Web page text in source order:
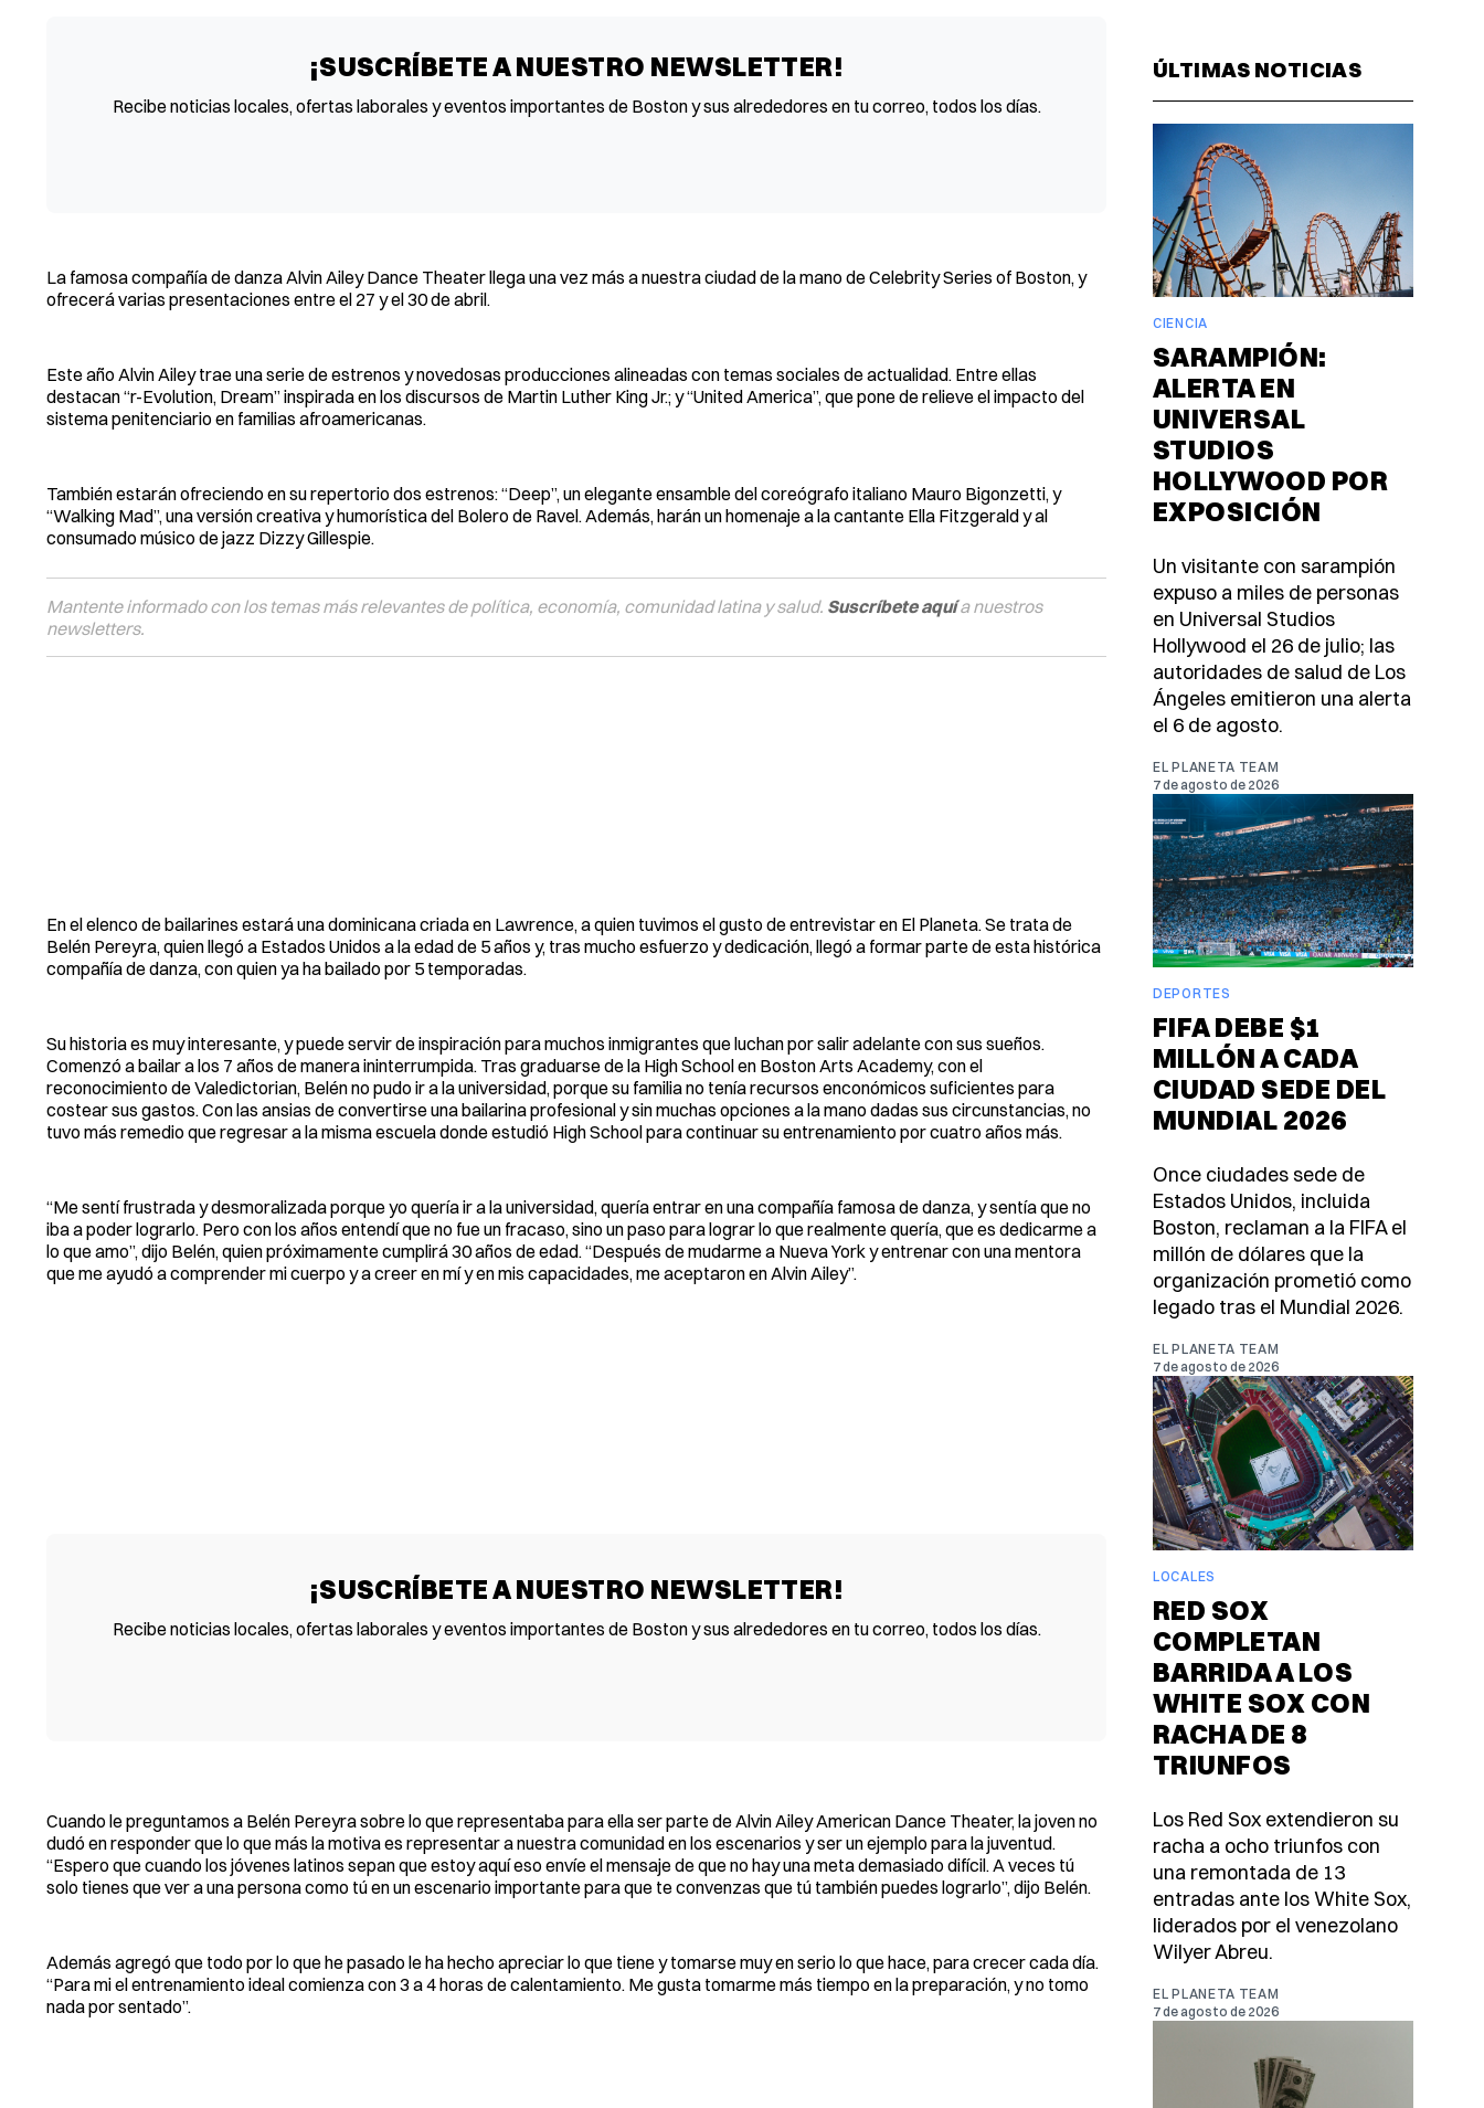
¡SUSCRÍBETE A NUESTRO NEWSLETTER!
Recibe noticias locales, ofertas laborales y eventos importantes de Boston y sus alrededores en tu correo, todos los días.
La famosa compañía de danza Alvin Ailey Dance Theater llega una vez más a nuestra ciudad de la mano de Celebrity Series of Boston, y
ofrecerá varias presentaciones entre el 27 y el 30 de abril.
Este año Alvin Ailey trae una serie de estrenos y novedosas producciones alineadas con temas sociales de actualidad. Entre ellas
destacan “r-Evolution, Dream” inspirada en los discursos de Martin Luther King Jr.; y “United America”, que pone de relieve el impacto del
sistema penitenciario en familias afroamericanas.
También estarán ofreciendo en su repertorio dos estrenos: “Deep”, un elegante ensamble del coreógrafo italiano Mauro Bigonzetti, y
“Walking Mad”, una versión creativa y humorística del Bolero de Ravel. Además, harán un homenaje a la cantante Ella Fitzgerald y al
consumado músico de jazz Dizzy Gillespie.
Mantente informado con los temas más relevantes de política, economía, comunidad latina y salud. Suscríbete aquía nuestros
newsletters.
En el elenco de bailarines estará una dominicana criada en Lawrence, a quien tuvimos el gusto de entrevistar en El Planeta. Se trata de
Belén Pereyra, quien llegó a Estados Unidos a la edad de 5 años y, tras mucho esfuerzo y dedicación, llegó a formar parte de esta histórica
compañía de danza, con quien ya ha bailado por 5 temporadas.
Su historia es muy interesante, y puede servir de inspiración para muchos inmigrantes que luchan por salir adelante con sus sueños.
Comenzó a bailar a los 7 años de manera ininterrumpida. Tras graduarse de la High School en Boston Arts Academy, con el
reconocimiento de Valedictorian, Belén no pudo ir a la universidad, porque su familia no tenía recursos enconómicos suficientes para
costear sus gastos. Con las ansias de convertirse una bailarina profesional y sin muchas opciones a la mano dadas sus circunstancias, no
tuvo más remedio que regresar a la misma escuela donde estudió High School para continuar su entrenamiento por cuatro años más.
“Me sentí frustrada y desmoralizada porque yo quería ir a la universidad, quería entrar en una compañía famosa de danza, y sentía que no
iba a poder lograrlo. Pero con los años entendí que no fue un fracaso, sino un paso para lograr lo que realmente quería, que es dedicarme a
lo que amo”, dijo Belén, quien próximamente cumplirá 30 años de edad. “Después de mudarme a Nueva York y entrenar con una mentora
que me ayudó a comprender mi cuerpo y a creer en mí y en mis capacidades, me aceptaron en Alvin Ailey”.
¡SUSCRÍBETE A NUESTRO NEWSLETTER!
Recibe noticias locales, ofertas laborales y eventos importantes de Boston y sus alrededores en tu correo, todos los días.
Cuando le preguntamos a Belén Pereyra sobre lo que representaba para ella ser parte de Alvin Ailey American Dance Theater, la joven no
dudó en responder que lo que más la motiva es representar a nuestra comunidad en los escenarios y ser un ejemplo para la juventud.
“Espero que cuando los jóvenes latinos sepan que estoy aquí eso envíe el mensaje de que no hay una meta demasiado difícil. A veces tú
solo tienes que ver a una persona como tú en un escenario importante para que te convenzas que tú también puedes lograrlo”, dijo Belén.
Además agregó que todo por lo que he pasado le ha hecho apreciar lo que tiene y tomarse muy en serio lo que hace, para crecer cada día.
“Para mi el entrenamiento ideal comienza con 3 a 4 horas de calentamiento. Me gusta tomarme más tiempo en la preparación, y no tomo
nada por sentado”.
ÚLTIMAS NOTICIAS
CIENCIA
SARAMPIÓN:
ALERTA EN
UNIVERSAL
STUDIOS
HOLLYWOOD POR
EXPOSICIÓN
Un visitante con sarampión
expuso a miles de personas
en Universal Studios
Hollywood el 26 de julio; las
autoridades de salud de Los
Ángeles emitieron una alerta
el 6 de agosto.
EL PLANETA TEAM
7 de agosto de 2026
DEPORTES
FIFA DEBE $1
MILLÓN A CADA
CIUDAD SEDE DEL
MUNDIAL 2026
Once ciudades sede de
Estados Unidos, incluida
Boston, reclaman a la FIFA el
millón de dólares que la
organización prometió como
legado tras el Mundial 2026.
EL PLANETA TEAM
7 de agosto de 2026
LOCALES
RED SOX
COMPLETAN
BARRIDA A LOS
WHITE SOX CON
RACHA DE 8
TRIUNFOS
Los Red Sox extendieron su
racha a ocho triunfos con
una remontada de 13
entradas ante los White Sox,
liderados por el venezolano
Wilyer Abreu.
EL PLANETA TEAM
7 de agosto de 2026